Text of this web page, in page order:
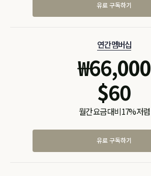
유료 구독하기
연간 멤버십
₩66,000
$60
월간 요금 대비 17% 저렴
유료 구독하기